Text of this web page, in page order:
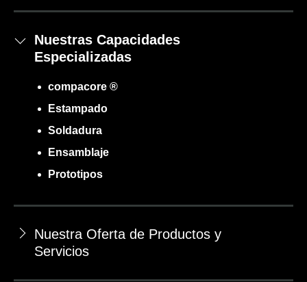
Nuestras Capacidades
Especializadas
compacore ®
Estampado
Soldadura
Ensamblaje
Prototipos
Nuestra Oferta de Productos y
Servicios